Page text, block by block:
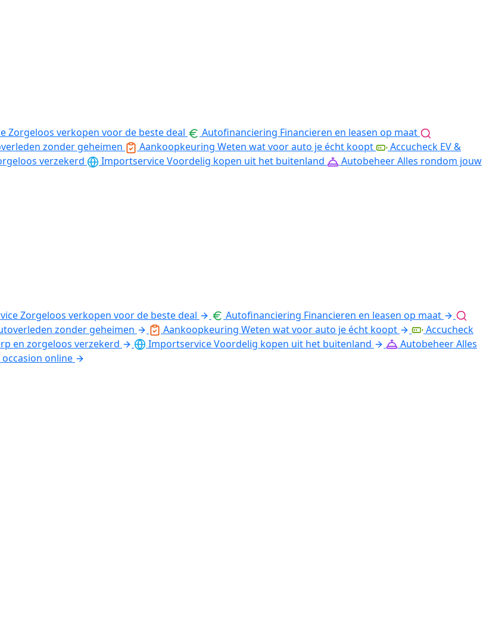
Zorgeloos verkopen voor de beste deal Autofinanciering Financieren en leasen op maat
zonder geheimen Aankoopkeuring Weten wat voor auto je écht koopt
Accucheck EV &
verzekerd ImportserviceVoordelig kopen uit het buitenland AutobeheerAlles rondom jouw
Zorgeloos verkopen voor de beste deal Autofinanciering Financieren en leasen op maat
zonder geheimen Aankoopkeuring Weten wat voor auto je écht koopt
Accucheck
en zorgeloos verzekerd ImportserviceVoordelig kopen uit het buitenland AutobeheerAlles
online